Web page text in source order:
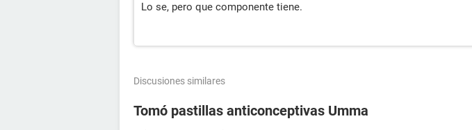
Lo se, pero que componente tiene.
Discusiones similares
Tomó pastillas anticonceptivas Umma